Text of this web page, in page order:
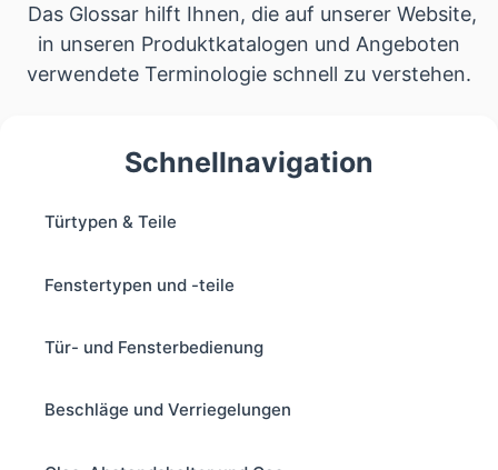
Das Glossar hilft Ihnen, die auf unserer Website,
in unseren Produktkatalogen und Angeboten
verwendete Terminologie schnell zu verstehen.
Schnellnavigation
Türtypen & Teile
Fenstertypen und -teile
Tür- und Fensterbedienung
Beschläge und Verriegelungen